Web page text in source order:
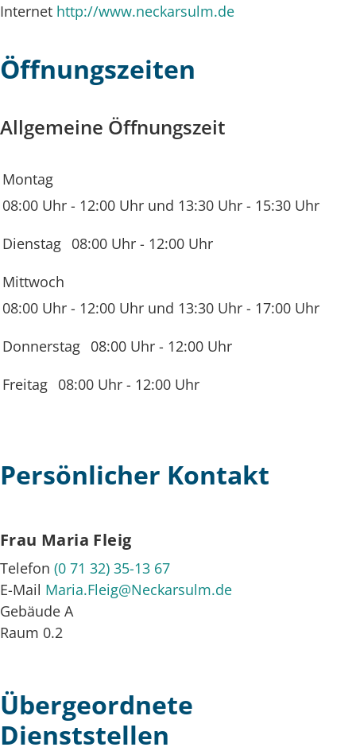
Internet http://www.neckarsulm.de
Öffnungszeiten
Allgemeine Öffnungszeit
Montag
08:00 Uhr - 12:00 Uhr und 13:30 Uhr - 15:30 Uhr
Dienstag 08:00 Uhr - 12:00 Uhr
Mittwoch
08:00 Uhr - 12:00 Uhr und 13:30 Uhr - 17:00 Uhr
Donnerstag 08:00 Uhr - 12:00 Uhr
Freitag 08:00 Uhr - 12:00 Uhr
Persönlicher Kontakt
Frau Maria Fleig
Telefon (0 71 32) 35-13 67
E-Mail Maria.Fleig@Neckarsulm.de
Gebäude A
Raum 0.2
Übergeordnete
Dienststellen